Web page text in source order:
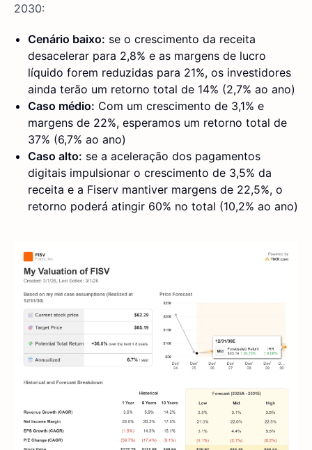
2030:
Cenário baixo: se o crescimento da receita
desacelerar para 2,8% e as margens de lucro
líquido forem reduzidas para 21%, os investidores
ainda terão um retorno total de 14% (2,7% ao ano)
Caso médio: Com um crescimento de 3,1% e
margens de 22%, esperamos um retorno total de
37% (6,7% ao ano)
Caso alto: se a aceleração dos pagamentos
digitais impulsionar o crescimento de 3,5% da
receita e a Fiserv mantiver margens de 22,5%, o
retorno poderá atingir 60% no total (10,2% ao ano)